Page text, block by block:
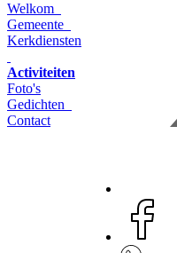
Welkom
Gemeente
Kerkdiensten
Activiteiten
Foto's
Gedichten
Contact